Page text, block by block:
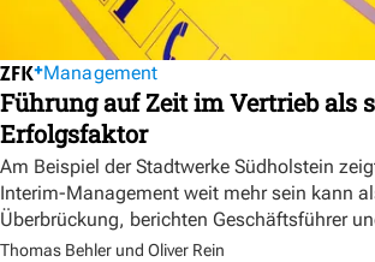
Management
Führung auf Zeit im Vertrieb als
Erfolgsfaktor
Am Beispiel der Stadtwerke Südholstein
Interim-Management weit mehr sein kann
Überbrückung, berichten Geschäftsführer
Thomas Behler und Oliver Rein